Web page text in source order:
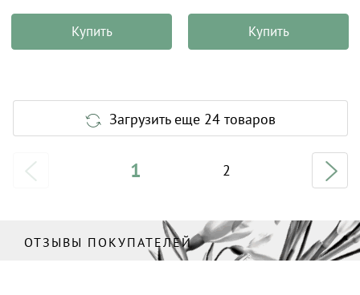
Купить Купить
Загрузить еще 24 товаров
1 2
ОТЗЫВЫ ПОКУПАТЕЛЕЙ